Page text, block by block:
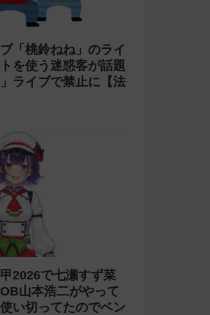
「桃鈴ねね」のライ
を使う迷惑客が話題
ライブで禁止に【法
2026で七瀬すず菜
山本浩二がやって
い切ってたのでベン